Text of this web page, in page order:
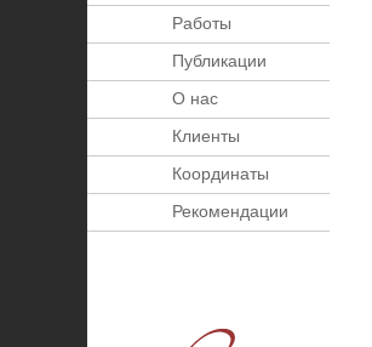
Работы
Публикации
О нас
Клиенты
Координаты
Рекомендации